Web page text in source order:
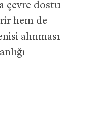
çevre dostu
hem de
alınması